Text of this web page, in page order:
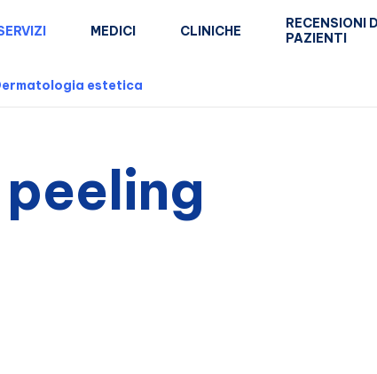
MEDICI CLINICHE
RECENSIONI
PAZIENTI
estetica